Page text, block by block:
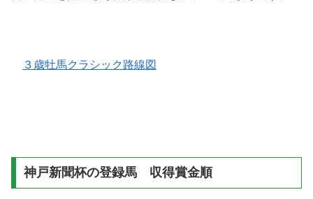
３歳牡馬クラシック路線図
神戸新聞杯の登録馬 収得賞金順